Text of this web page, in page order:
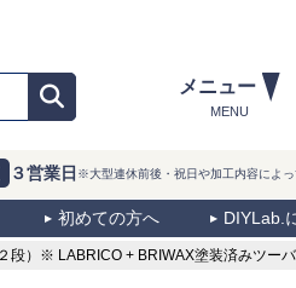
メニュー
MENU
３営業日 ※大型連休前後・祝日や加工内容によ
初めての方へ DIYLab.
※ LABRICO + BRIWAX塗装済みツーバ